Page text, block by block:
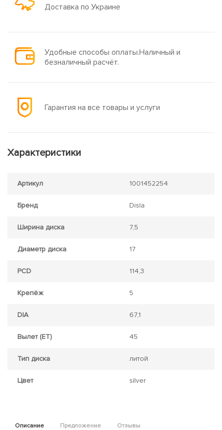
Доставка по Украине
Удобные способы оплаты.Наличный и
безналичный расчёт.
Гарантия на все товары и услуги
Характеристики
Артикул 1001452254
Бренд Disla
Ширина диска 7,5
Диаметр диска 17
PCD 114,3
Крепёж 5
DIA 67,1
Вылет (ET) 45
Тип диска литой
Цвет silver
Описание Предложение Отзывы